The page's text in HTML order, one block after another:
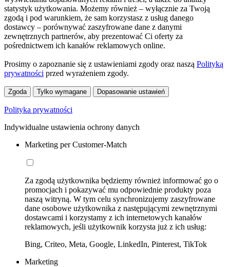
statystyk użytkowania. Możemy również – wyłącznie za Twoją
zgodą i pod warunkiem, że sam korzystasz z usług danego
dostawcy – porównywać zaszyfrowane dane z danymi
zewnętrznych partnerów, aby prezentować Ci oferty za
pośrednictwem ich kanałów reklamowych online.
Prosimy o zapoznanie się z ustawieniami zgody oraz naszą Polityką
prywatności przed wyrażeniem zgody.
Zgoda Tylko wymagane Dopasowanie ustawień
Polityka prywatności
Indywidualne ustawienia ochrony danych
Marketing per Customer-Match
Za zgodą użytkownika będziemy również informować go o
promocjach i pokazywać mu odpowiednie produkty poza
naszą witryną. W tym celu synchronizujemy zaszyfrowane
dane osobowe użytkownika z następującymi zewnętrznymi
dostawcami i korzystamy z ich internetowych kanałów
reklamowych, jeśli użytkownik korzysta już z ich usług:
Bing, Criteo, Meta, Google, LinkedIn, Pinterest, TikTok
Marketing